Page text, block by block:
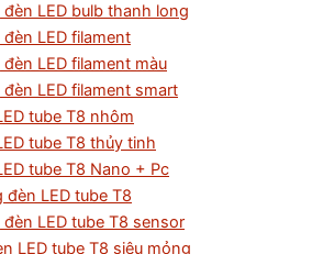
đèn LED bulb thanh long
đèn LED filament
đèn LED filament màu
đèn LED filament smart
tube T8 nhôm
tube T8 thủy tinh
tube T8 Nano + Pc
đèn LED tube T8
đèn LED tube T8 sensor
LED tube T8 siêu mỏng